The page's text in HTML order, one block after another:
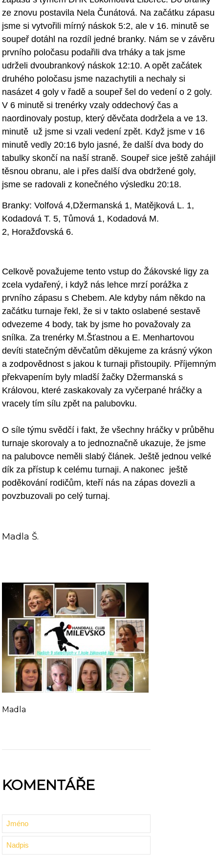
ze znovu postavila Nela Čunátová. Na začátku zápasu
jsmesi vytvořili mírný náskok 5:2, ale v 16. minutě se
soupeř dotáhl na rozdíl jedné branky. Nám se v závěru
prvního poločasu podařili dva trháky a tak jsme
udrželi dvoubrankový náskok 12:10. A opět začátek
druhého poločasu jsme nazachytili a nechaly si
nasázet 4 goly v řadě a soupeř šel do vedení o 2goly.
V 6 minutě si trenérky vzaly oddechový čas a
naordinovaly postup, který děvčata dodržela a ve 13.
minutě už jsme si vzali vedení zpět. Když jsme v 16
minutě vedly 20:16 bylo jasné, že další dva body do
tabulky skončí na naší straně. Soupeř sice ještě zahájil
těsnou obranu, ale i přes dalšídva obdržené goly,
jsme se radovali z konečného výsledku 20:18.
Branky:Volfová 4,Džermanská 1, Matějková L. 1,
Kodadová T. 5, Tůmová 1, Kodadová M.
2, Horažďovská 6.
Celkově považujeme tentovstup do Žákovské ligy za
zcela vydařený, i když nás lehce mrzí porážka z
prvního zápasu s Chebem. Ale kdyby nám někdo na
začátkuturnaje řekl, že si v takto oslabené sestavě
odvezeme 4 body, tak by jsme ho považovaly za
snílka. Za trenérky M.Šťastnou a E. Menhartovou
devítistatečným děvčatům děkujeme za krásný výkon
a zodpovědnost s jakou k turnaji přistoupily. Příjemným
překvapením byly mladší žačky Džermanská s
Královou, které zaskakovaly za vyčerpané hráčky a
vracely tím sílu zpět na palubovku.
O síle týmu svědčí i fakt, že všechny hráčky v průběhu
turnaje skorovaly ato jednoznačně ukazuje, že jsme
na palubovce neměli slabý článek. Ještě jednou velké
dík za přístup k celému turnaji. A nakonec ještě
poděkování rodičům, kteří nás na zápas dovezli a
povzbuzovali po celý turnaj.
Madla Š.
Madla
KOMENTÁŘE